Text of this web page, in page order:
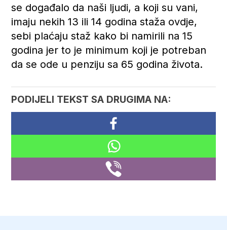
se događalo da naši ljudi, a koji su vani,
imaju nekih 13 ili 14 godina staža ovdje,
sebi plaćaju staž kako bi namirili na 15
godina jer to je minimum koji je potreban
da se ode u penziju sa 65 godina života.
PODIJELI TEKST SA DRUGIMA NA: